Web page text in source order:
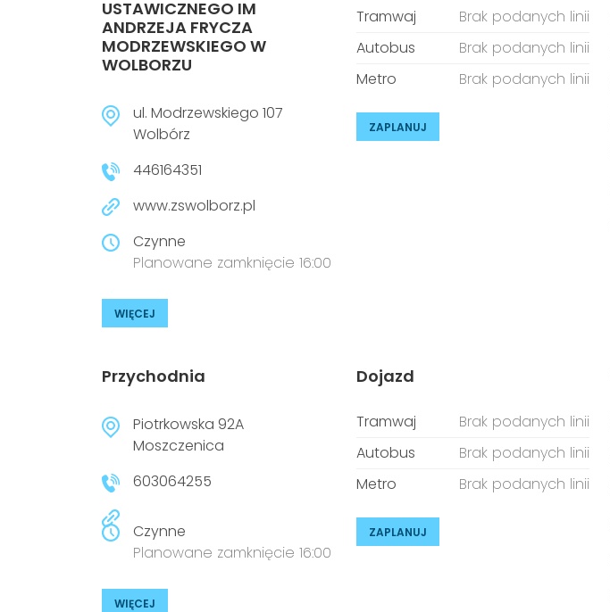
USTAWICZNEGO IM
ANDRZEJA FRYCZA
MODRZEWSKIEGO W
WOLBORZU
ul. Modrzewskiego 107
Wolbórz
446164351
www.zswolborz.pl
Czynne
Planowane zamknięcie 16:00
WIĘCEJ
Tramwaj
Brak podanych linii
Autobus
Brak podanych linii
Metro
Brak podanych linii
ZAPLANUJ
Przychodnia
Piotrkowska 92A
Moszczenica
603064255
Czynne
Planowane zamknięcie 16:00
WIĘCEJ
Dojazd
Tramwaj
Brak podanych linii
Autobus
Brak podanych linii
Metro
Brak podanych linii
ZAPLANUJ